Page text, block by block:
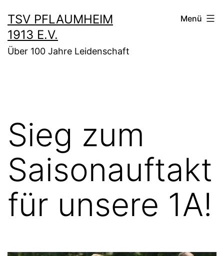
Inhalt
springen
TSV PFLAUMHEIM
1913 E.V.
Über 100 Jahre Leidenschaft
Menü
Sieg zum
Saisonauftakt
für unsere 1A!